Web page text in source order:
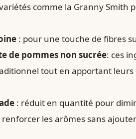
comme la Granny Smith
: pour une touche de fibres
de pommes non sucrée: ces
tout en apportant leurs
: réduit en quantité pour
les arômes sans